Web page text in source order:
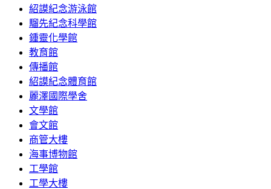
紹謨紀念游泳館
騮先紀念科學館
鍾靈化學館
教育館
傳播館
紹謨紀念體育館
麗澤國際學舍
文學館
會文館
商管大樓
海事博物館
工學館
工學大樓